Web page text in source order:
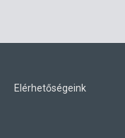
Elérhetőségeink